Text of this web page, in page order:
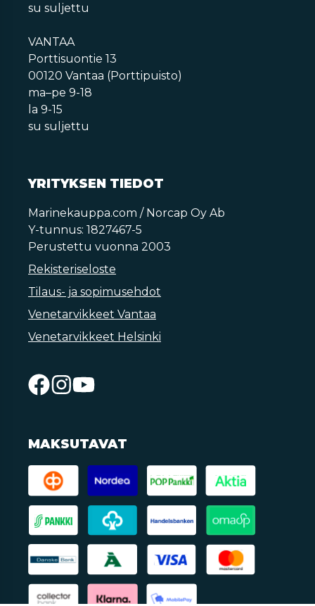
su suljettu
VANTAA
Porttisuontie 13
00120 Vantaa (Porttipuisto)
ma–pe 9-18
la 9-15
su suljettu
YRITYKSEN TIEDOT
Marinekauppa.com / Norcap Oy Ab
Y-tunnus: 1827467-5
Perustettu vuonna 2003
Rekisteriseloste
Tilaus- ja sopimusehdot
Venetarvikkeet Vantaa
Venetarvikkeet Helsinki
MAKSUTAVAT